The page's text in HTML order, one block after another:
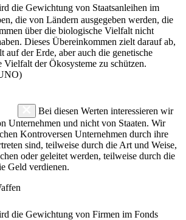
die Gewichtung von Staatsanleihen im
die von Ländern ausgegeben werden, die
über die biologische Vielfalt nicht
Dieses Übereinkommen zielt darauf ab,
auf der Erde, aber auch die genetische
der Ökosysteme zu schützen.
Bei diesen Werten interessieren wir
Unternehmen und nicht von Staaten. Wir
Kontroversen Unternehmen durch ihre
sind, teilweise durch die Art und Weise,
oder geleitet werden, teilweise durch die
Geld verdienen.
die Gewichtung von Firmen im Fonds